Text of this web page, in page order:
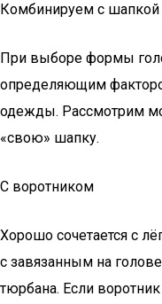
Комбинируем с
При выборе формы
определяющим
одежды. Рассмотрим
«свою» шапку.
С воротником
Хорошо сочетается с
с завязанным на
тюрбана. Если